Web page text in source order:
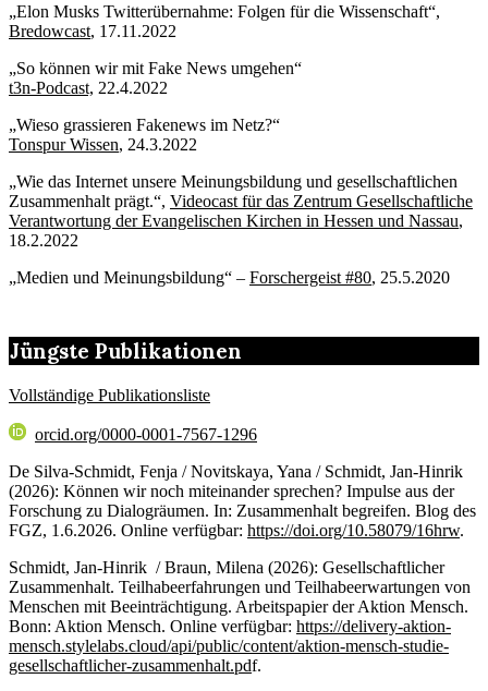
„Elon Musks Twitterübernahme: Folgen für die Wissenschaft“,
Bredowcast, 17.11.2022
„So können wir mit Fake News umgehen“
t3n-Podcast, 22.4.2022
„Wieso grassieren Fakenews im Netz?“
Tonspur Wissen, 24.3.2022
„Wie das Internet unsere Meinungsbildung und gesellschaftlichen
Zusammenhalt prägt.“, Videocast für das Zentrum Gesellschaftliche
Verantwortung der Evangelischen Kirchen in Hessen und Nassau,
18.2.2022
„Medien und Meinungsbildung“ – Forschergeist #80, 25.5.2020
Jüngste Publikationen
Vollständige Publikationsliste
orcid.org/0000-0001-7567-1296
De Silva-Schmidt, Fenja / Novitskaya, Yana / Schmidt, Jan-Hinrik
(2026): Können wir noch miteinander sprechen? Impulse aus der
Forschung zu Dialogräumen. In: Zusammenhalt begreifen. Blog des
FGZ, 1.6.2026. Online verfügbar: https://doi.org/10.58079/16hrw.
Schmidt, Jan-Hinrik / Braun, Milena (2026): Gesellschaftlicher
Zusammenhalt. Teilhabeerfahrungen und Teilhabeerwartungen von
Menschen mit Beeinträchtigung. Arbeitspapier der Aktion Mensch.
Bonn: Aktion Mensch. Online verfügbar: https://delivery-aktion-
mensch.stylelabs.cloud/api/public/content/aktion-mensch-studie-
gesellschaftlicher-zusammenhalt.pdf.